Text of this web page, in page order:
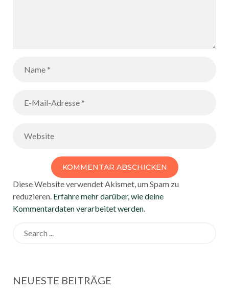
Diese Website verwendet Akismet, um Spam zu
reduzieren. Erfahre mehr darüber, wie deine
Kommentardaten verarbeitet werden.
NEUESTE BEITRÄGE